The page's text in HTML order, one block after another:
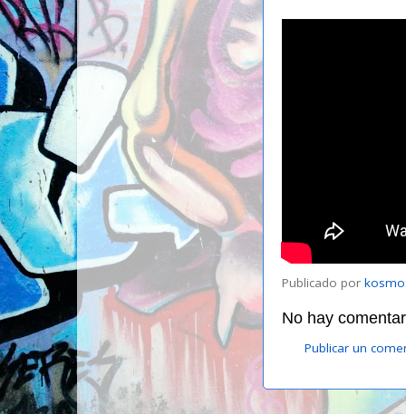
Publicado por
No hay
Publicar un